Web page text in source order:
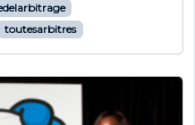
toutesarbitres